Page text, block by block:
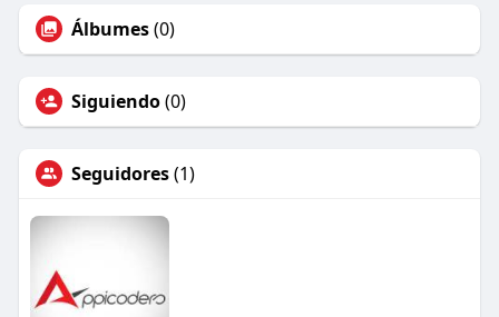
Álbumes(0)
Siguiendo(0)
Seguidores(1)